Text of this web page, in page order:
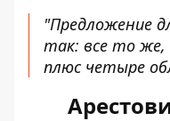
"Предложение
так: все то
плюс четыре